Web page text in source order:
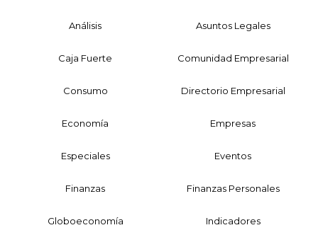
Análisis Asuntos Legales
Caja Fuerte Comunidad Empresarial
Consumo Directorio Empresarial
Economía Empresas
Especiales Eventos
Finanzas Finanzas Personales
Globoeconomía Indicadores